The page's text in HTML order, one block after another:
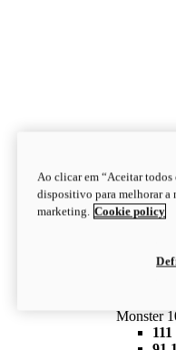
Monster
Monster
Ao clicar em “Aceitar todos
dispositivo para melhorar a
marketing. Cookie policy